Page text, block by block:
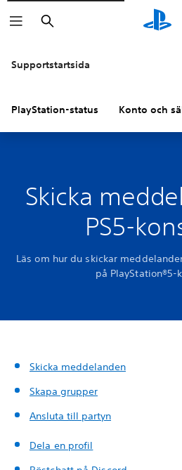
Sök
Supportstartsida
PlayStation-status Konto och
Skicka
PS5-
Läs om hur du skickar
på PlayStation®5-
Skicka meddelanden
Skapa grupper
Ansluta till partyn
Dela en profil